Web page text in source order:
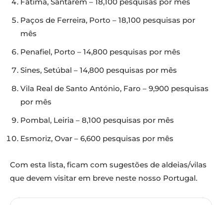
Paços de Ferreira, Porto – 18,100 pesquisas por
mês
Penafiel, Porto – 14,800 pesquisas por mês
Sines, Setúbal – 14,800 pesquisas por mês
Vila Real de Santo António, Faro – 9,900 pesquisas
por mês
Pombal, Leiria – 8,100 pesquisas por mês
Esmoriz, Ovar – 6,600 pesquisas por mês
Com esta lista, ficam com sugestões de aldeias/vilas
que devem visitar em breve neste nosso Portugal.